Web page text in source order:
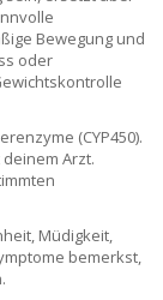
Bewegung und
oder
(CYP450).
Arzt.
Müdigkeit,
bemerkst,